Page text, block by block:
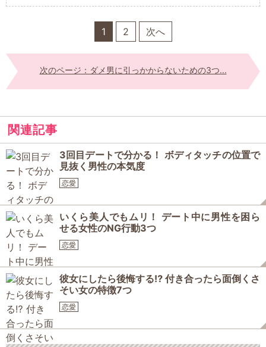
1 2 次へ
次のページ：ダメ男に引っかからないための3つ...
関連記事
3回目デートで分かる！ ボディタッチの位置で
見抜く男性の本気度
恋愛
いくら美人でもムリ！ デート中に男性を困ら
せる女性のNG行動3つ
恋愛
彼女にしたら後悔する⁉ 付き合ったら面倒くさ
そい女の特徴7つ
恋愛